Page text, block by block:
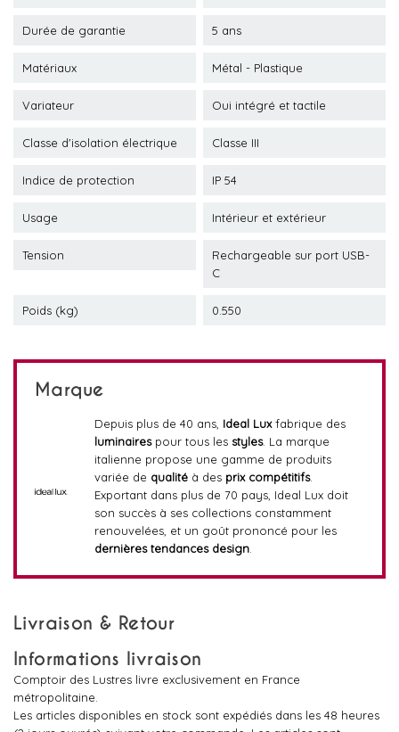
Durée de garantie 5 ans
Matériaux Métal - Plastique
Variateur Oui intégré et tactile
Classe d'isolation électrique Classe III
Indice de protection IP 54
Usage Intérieur et extérieur
Tension
Rechargeable sur port USB-
C
Poids (kg) 0.550
Marque
Depuis plus de 40 ans, Ideal Luxfabrique des
luminairespour tous les styles. La marque
italienne propose une gamme de produits
variée de qualitéà des prix compétitifs.
Exportant dans plus de 70 pays, Ideal Lux doit
son succès à ses collections constamment
renouvelées, et un goût prononcé pour les
dernières tendances design.
Livraison & Retour
Informations livraison
Comptoir des Lustres livre exclusivement en France
métropolitaine.
Les articles disponibles en stock sont expédiés dans les 48 heures